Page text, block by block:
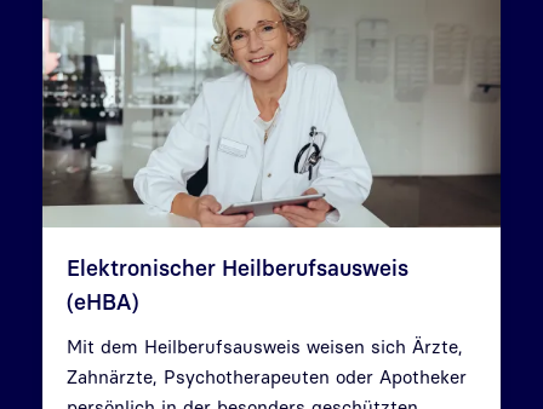
Elektronischer Heilberufsausweis
(eHBA)
Mit dem Heilberufsausweis weisen sich Ärzte,
Zahnärzte, Psychotherapeuten oder Apotheker